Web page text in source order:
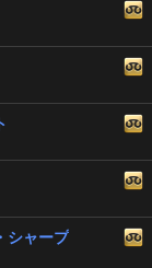
シャープ